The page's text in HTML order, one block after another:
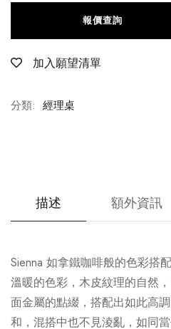
加入願望清單
報價查詢
分類: 經理桌
描述 額外資訊
Sienna 如拿鐵咖啡般的⾊彩搭
溫暖的⾊彩，⽊⽪紋理的⾃然
⾯⾦屬的點綴，搭配出如此⾼
和，混搭中也不見淩亂，如同